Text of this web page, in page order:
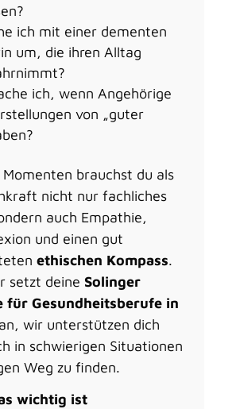
ich mit einer dementen
um, die ihren Alltag
ich, wenn Angehörige
von „guter
Momenten brauchst du als
nicht nur fachliches
auch Empathie,
und einen gut
ethischen Kompass.
setzt deine Solinger
für Gesundheitsberufe in
an, wir unterstützen dich
in schwierigen Situationen
Weg zu finden.
wichtig ist